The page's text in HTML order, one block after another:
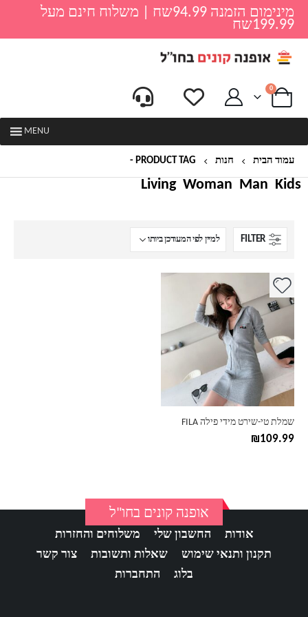
מינימום הזמנה 94.99שח | משלוח חינם מעל
199.99שח
0
MENU
עמוד הבית חנות PRODUCT TAG -
Kids
Man
Woman
Living
FILTER
שמלת טי-שירט מידי פילה FILA
₪109.99
למוצר
יש
סוגים.
ניתן
לבחור
את
האפשרויות
בעמוד
אופנה קונים בחו"ל
אודות החשבון שלי
משלוחים והחזרות
תקנון ותנאי שימוש
שאלות ותשובות
צור קשר
בלוג
התחברות